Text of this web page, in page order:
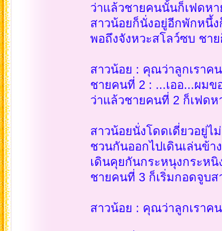
ว่าแล้วชายคนนั้นก็เฟดห
สาวน้อยก็นั่งอยู่อีกพักหนึ้
พอถึงจังหวะสโลว์ซบ ชา
สาวน้อย : คุณว่าลูกเราค
ชายคนที่ 2 : ...เออ...ผม
ว่าแล้วชายคนที่ 2 ก็เฟด
สาวน้อยนั่งโดดเดี่ยวอยู่
ชวนกันออกไปเดินเล่นข้า
เดินคุยกันกระหนุงกระห
ชายคนที่ 3 ก็เริ่มกอดจูบส
สาวน้อย : คุณว่าลูกเราค